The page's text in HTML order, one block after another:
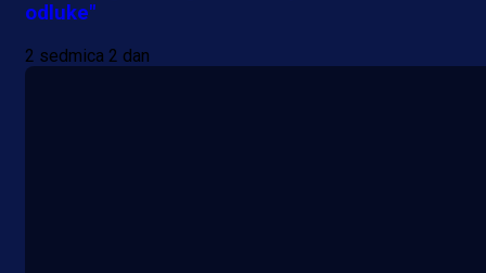
odluke"
2 sedmica 2 dan